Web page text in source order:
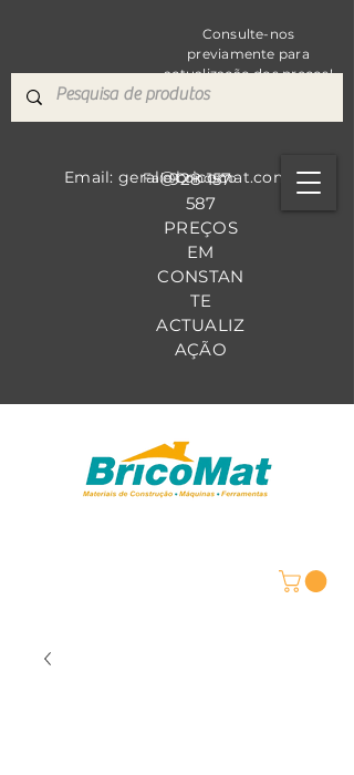
Consulte-nos
previamente para
actualização dos preços!
928 157
587
PREÇOS
EM
CONSTAN
TE
ACTUALIZ
AÇÃO
Fale Conosco
Email: geral@bricomat.com